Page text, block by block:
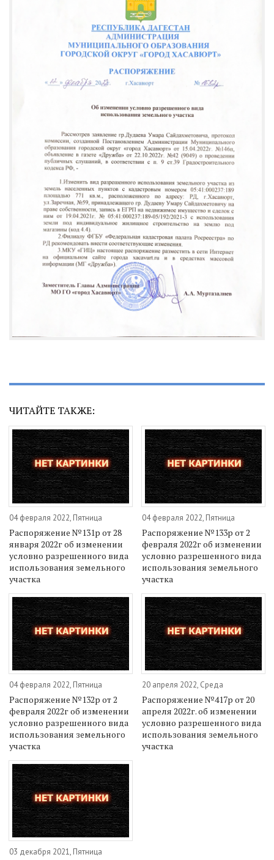
ЧИТАЙТЕ ТАКЖЕ:
04 февраля 2022, Пятница
Распоряжение №131р от 28
января 2022г об изменении
условно разрешенного вида
использования земельного
участка
04 февраля 2022, Пятница
Распоряжение №133р от 2
февраля 2022г об изменении
условно разрешенного вида
использования земельного
участка
04 февраля 2022, Пятница
Распоряжение №132р от 2
февраля 2022г об изменении
условно разрешенного вида
использования земельного
участка
20 апреля 2022, Среда
Распоряжение №417р от 20
апреля 2022г. об изменении
условно разрешенного вида
использования земельного
участка
03 декабря 2021, Пятница